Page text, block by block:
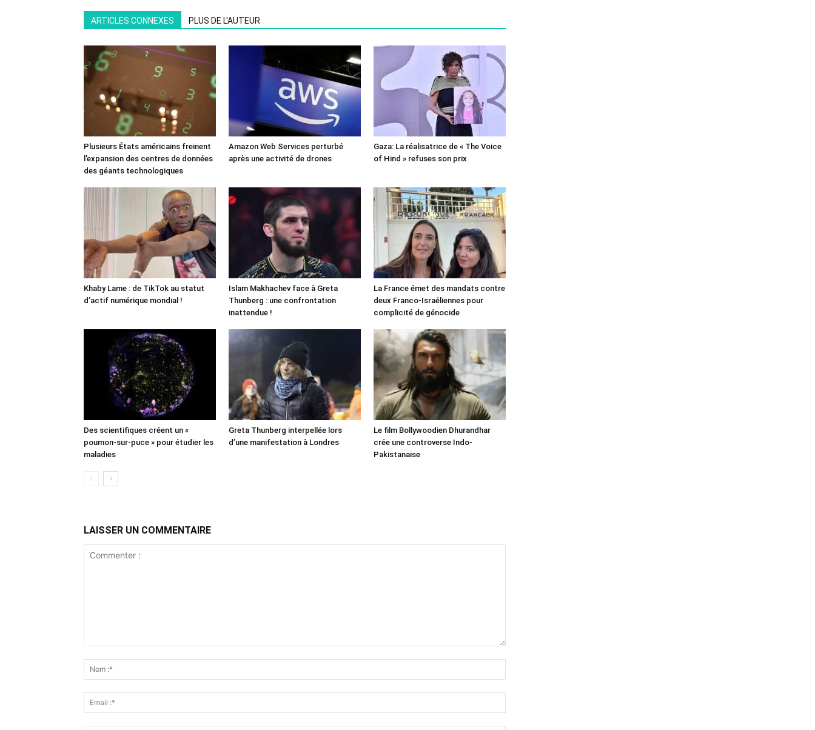
ARTICLES CONNEXES PLUS DE L'AUTEUR
Plusieurs États américains freinent
l’expansion des centres de données
des géants technologiques
Amazon Web Services perturbé
après une activité de drones
Gaza: La réalisatrice de « The Voice
of Hind » refuses son prix
Khaby Lame : de TikTok au statut
d’actif numérique mondial !
Islam Makhachev face à Greta
Thunberg : une confrontation
inattendue !
La France émet des mandats contre
deux Franco-Israéliennes pour
complicité de génocide
Des scientifiques créent un «
poumon-sur-puce » pour étudier les
maladies
Greta Thunberg interpellée lors
d’une manifestation à Londres
Le film Bollywoodien Dhurandhar
crée une controverse Indo-
Pakistanaise
LAISSER UN COMMENTAIRE